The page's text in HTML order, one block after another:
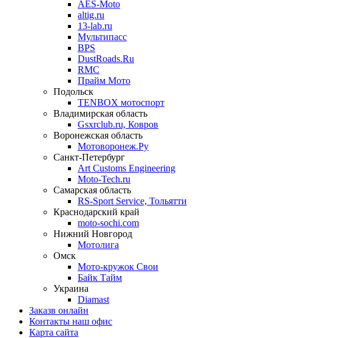
AES-Moto
altig.ru
13-lab.ru
Мультипасс
BPS
DustRoads.Ru
RMC
Прайм Мото
Подольск
TENBOX мотоспорт
Владимирская область
Gsxrclub.ru, Ковров
Воронежская область
Мотоворонеж.Ру
Санкт-Петербург
Art Customs Engineering
Moto-Tech.ru
Самарская область
RS-Sport Service, Тольятти
Краснодарский край
moto-sochi.com
Нижний Новгород
Мотолига
Омск
Мото-кружок Свои
Байк Тайм
Украина
Diamast
Заказв онлайн
Контакты наш офис
Карта сайта